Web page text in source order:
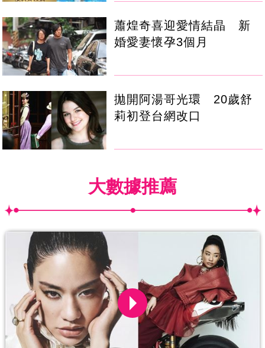
蕭煌奇喜迎愛情結晶 新
婚愛妻懷孕3個月
拋開阿湯哥光環 20歲舒
莉初登台網改口
大數據推薦